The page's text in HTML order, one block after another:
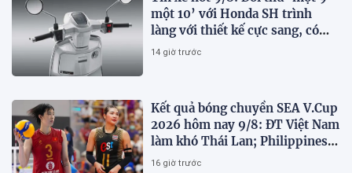
một 10’ với Honda SH trình
làng với thiết kế cực sang, có
ABS 2 kênh, giá ‘mềm’
14 giờ trước
Kết quả bóng chuyền SEA V.Cup
2026 hôm nay 9/8: ĐT Việt Nam
làm khó Thái Lan; Philippines
gây bất ngờ
16 giờ trước